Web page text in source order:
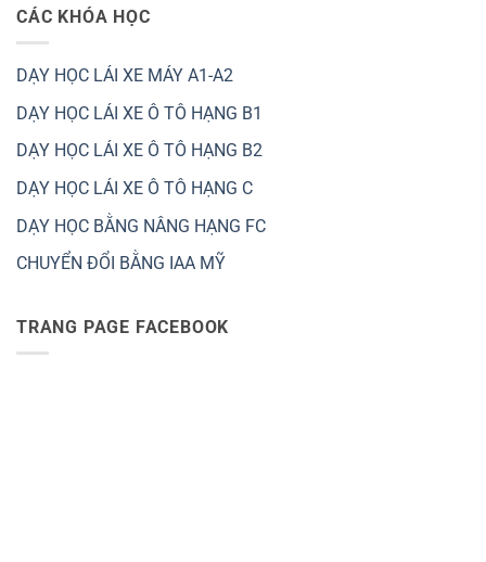
CÁC KHÓA HỌC
DẠY HỌC LÁI XE MÁY A1-A2
DẠY HỌC LÁI XE Ô TÔ HẠNG B1
DẠY HỌC LÁI XE Ô TÔ HẠNG B2
DẠY HỌC LÁI XE Ô TÔ HẠNG C
DẠY HỌC BẰNG NÂNG HẠNG FC
CHUYỂN ĐỔI BẰNG IAA MỸ
TRANG PAGE FACEBOOK